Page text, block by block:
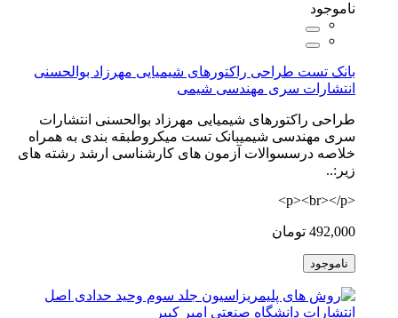
ناموجود
بانک تست طراحی راکتورهای شیمیایی مهرزاد بوالحسنی
انتشارات سری مهندسی شیمی
طراحی راکتورهای شیمیایی مهرزاد بوالحسنی انتشارات
سری مهندسی شیمیبانک تست میکروطبقه بندی به همراه
خلاصه درسسوالات آزمون های کارشناسی ارشد رشته های
زیر:..
<p><br></p>
492,000 تومان
ناموجود